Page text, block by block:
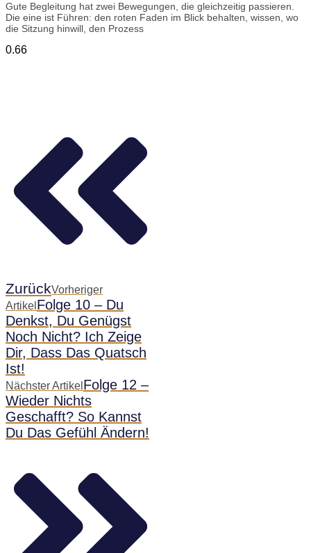
Gute Begleitung hat zwei Bewegungen, die gleichzeitig passieren.
Die eine ist Führen: den roten Faden im Blick behalten, wissen, wo
die Sitzung hinwill, den Prozess
ZurückVorheriger
Artikel Folge 10 – Du
Denkst, Du Genügst
Noch Nicht? Ich Zeige
Dir, Dass Das Quatsch
Ist!
Nächster Artikel Folge 12 –
Wieder Nichts
Geschafft? So Kannst
Du Das Gefühl Ändern!